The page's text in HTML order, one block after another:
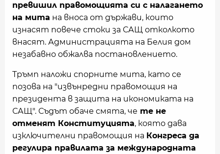
превишил правомощията си с налагането
на мита на вноса от държави, които
изнасят повече стоки за САЩ отколкото
внасят. Администрацията на Белия дом
незабавно обжалва постановлението.
Тръмп наложи спорните мита, като се
позова на "извънредни правомощия на
президента в защита на икономиката на
САЩ". Съдът обаче смята, че те не
отменят Конституцията, която дава
изключителни правомощия на Конгреса да
регулира правилата за международната